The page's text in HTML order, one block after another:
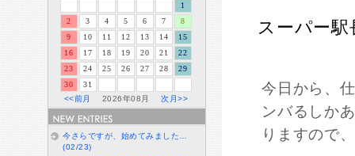
スーパー
今日から、
ンバるしか
りますので
1
2
3 4 5 6 7
8
9
10 11 12 13 14
15
16
17 18 19 20 21
22
23
24 25 26 27 28
29
30
31
<<前月
2026年08月次月>>
今さらですが、始めてみました…
(02/23)